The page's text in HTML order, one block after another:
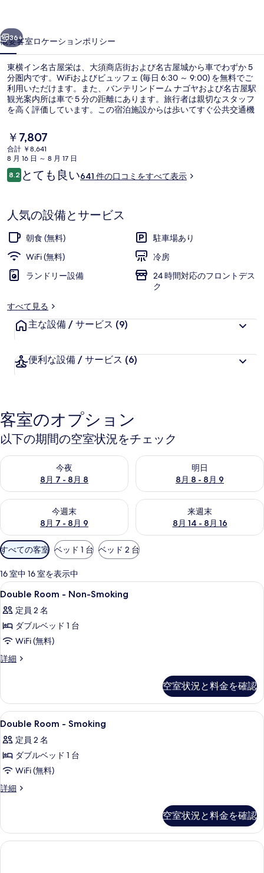
栄
の
写
真
ギ
ャ
ラ
リ
ー
36+
概要客室ロケーションポリシー
東横イン名古屋栄は、大須商店街および名古屋城から車でわずか 5
分圏内です。WiFiおよびビュッフェ (毎日 6:30 ～ 9:00) を無料でご
利用いただけます。また、バンテリンドーム ナゴヤおよび名古屋駅
観光案内所は車で 5 分の距離にあります。旅行者は親切なスタッフ
を高く評価しています。この宿泊施設からは歩いてすぐ公共交通機
では 9 分です。
現
在
の
料
金
で
す
￥7,807
合計 ￥8,641
8 月 16 日 ～ 8 月 17 日
口
コ
8.210段階中8.2
とても良い641 件の口コミをすべて表示
人気の設備とサービス
朝食 (無料)
駐車場あり
WiFi (無料)
冷房
ランドリー設備
24 時間対応のフロントデス
ク
すべて見る
主な設備 / サービス (9)
便利な設備 / サービス (6)
客室のオプション
以下の期間の空室状況をチェック
今夜
8月 7 - 8月 8
今夜 8月 7 - 8月 8 の空室状況をチェック
明日
8月 8 - 8月 9
明日 8月 8 - 8月 9 の空室状況
今週末
8月 7 - 8月 9
今週末 8月 7 - 8月 9 の空室状況をチェック
来週末
8月 14 - 8月 16
来週末 8月 14 - 8月 16 の空室
利
用
可
能
な
客
室
の
り
条
件
すべての客室 ベッド 1 台 ベッド 2 台
16 室中 16 室を表示中
Double
Room
-
Non-
Smoking
の
て
の
写
真
を
表
示
る
デスク、アイロン / アイロン台、
18
Double Room - Non-Smoking
定員 2 名
ダブルベッド 1 台
WiFi (無料)
詳細
Double
Smoking
の
詳
空室状況と料金を確認
Double
Room
-
Smoking
の
す
の
写
デスク、アイロン / アイロン台、
19
Double Room - Smoking
定員 2 名
ダブルベッド 1 台
WiFi (無料)
詳細
Double
の
詳
細
空室状況と料金を確認